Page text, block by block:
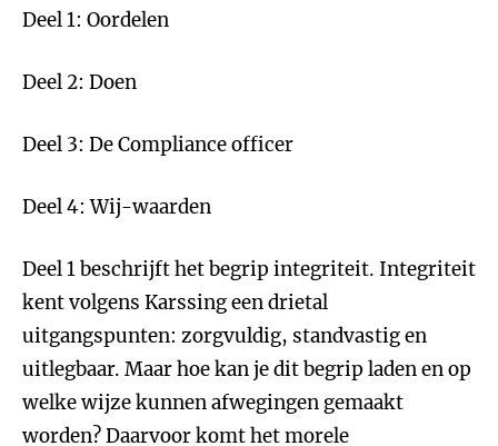
Deel 1: Oordelen
Deel 2: Doen
Deel 3: De Compliance officer
Deel 4: Wij-waarden
Deel 1 beschrijft het begrip integriteit. Integriteit
kent volgens Karssing een drietal
uitgangspunten: zorgvuldig, standvastig en
uitlegbaar. Maar hoe kan je dit begrip laden en op
welke wijze kunnen afwegingen gemaakt
worden? Daarvoor komt het morele